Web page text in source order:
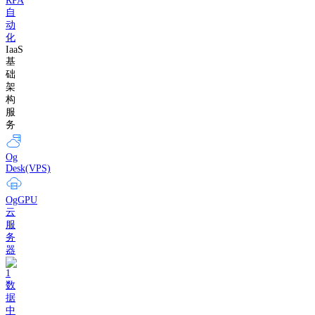
自
动
化
IaaS
基
础
架
构
服
务
Og
Desk(VPS)
OgGPU
云
服
务
器
数
据
中